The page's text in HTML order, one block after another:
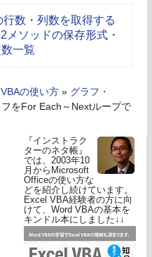
数・列数を取得する
メソッドの保存形式・
一覧
の使い方 » グラフ・
をFor Each～Nextループで
『インストラク
ターのネタ帳』
では、2003年10
月からMicrosoft
Officeの使い方な
どを紹介し続けています。
Excel VBA経験者の方に向
けて、Word VBAの基本を
キンドル本にしました↓↓